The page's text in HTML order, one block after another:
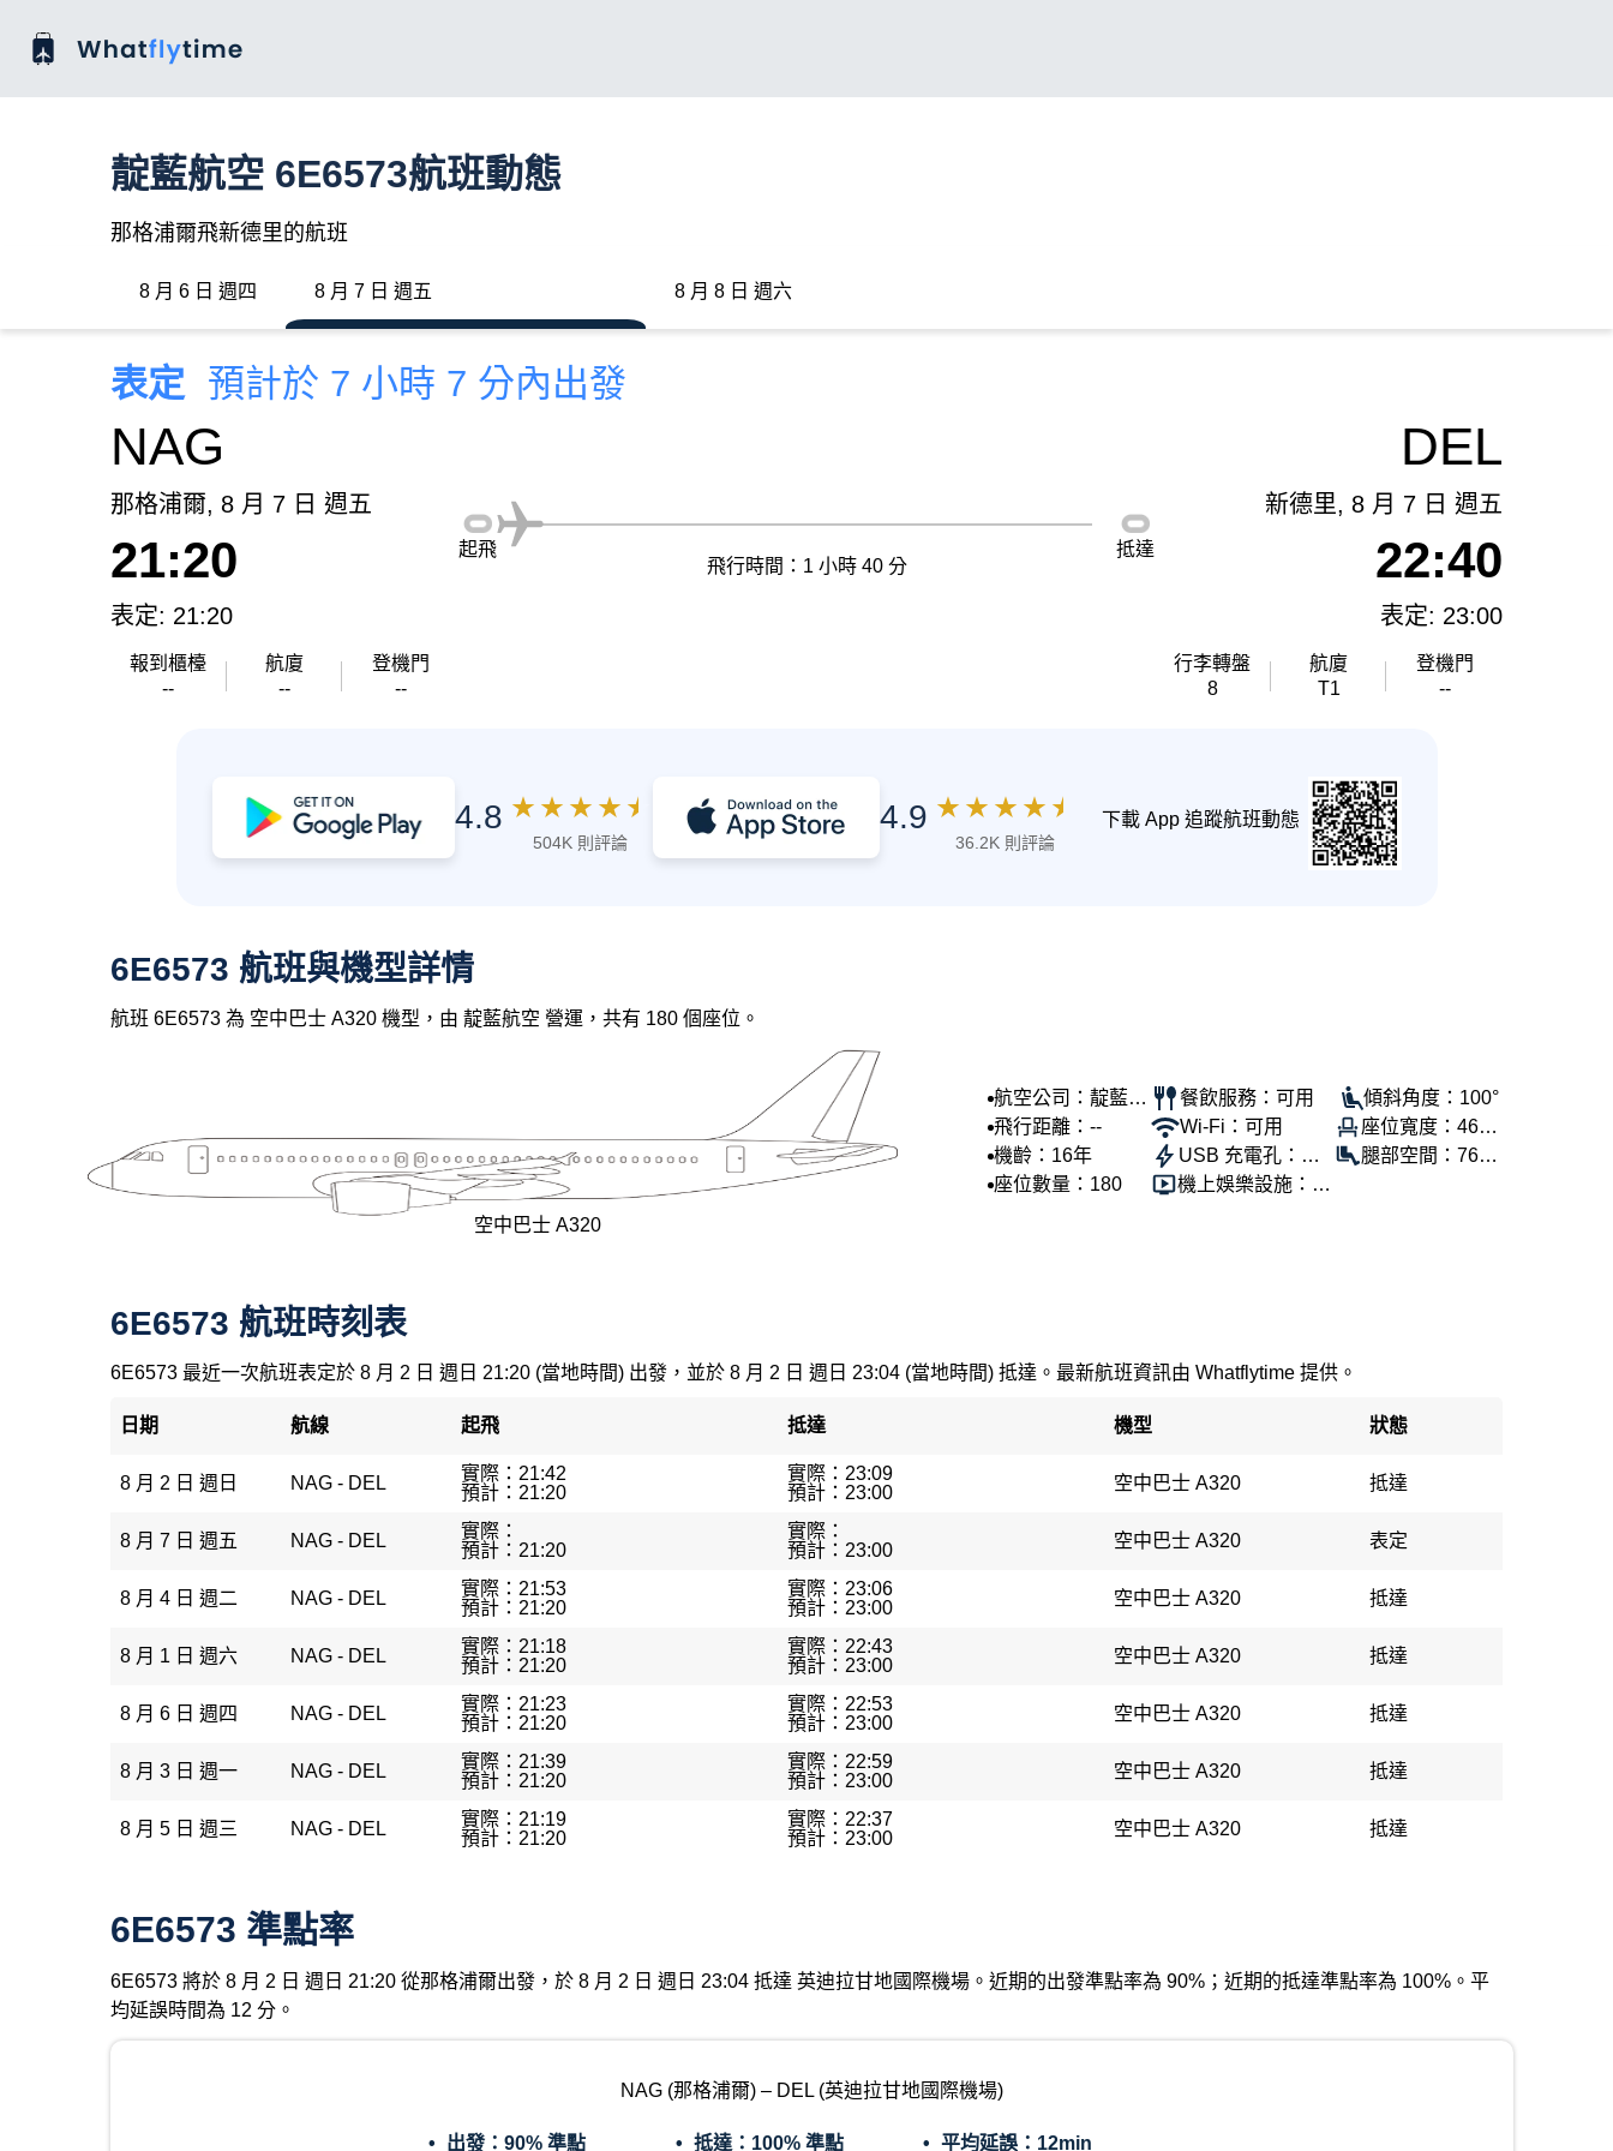
靛藍航空 6E6573航班動態
那格浦爾飛新德里的航班
8 月 6 日 週四 8 月 7 日 週五 8 月 8 日 週六
表定 預計於 7 小時 7 分內出發
NAG
那格浦爾, 8 月 7 日 週五
21:20
表定: 21:20
報到櫃檯
--
航廈
--
登機門
--
起飛
飛行時間：1 小時 40 分
抵達
DEL
新德里, 8 月 7 日 週五
22:40
表定: 23:00
行李轉盤
8
航廈
T1
登機門
--
4.8 ★ ★ ★ ★ ★
504K 則評論
4.9 ★ ★ ★ ★ ★
36.2K 則評論
下載 App 追蹤航班動態
6E6573 航班與機型詳情
航班 6E6573 為 空中巴士 A320 機型，由 靛藍航空 營運，共有 180 個座位。
空中巴士 A320
航空公司：靛藍航
空
飛行距離：--
機齡：16年
座位數量：180
餐飲服務：可用
Wi-Fi：可用
USB 充電孔：可
用
機上娛樂設施：可
傾斜角度：100°
座位寬度：46公
分
腿部空間：76公
6E6573 航班時刻表
6E6573 最近一次航班表定於 8 月 2 日 週日 21:20 (當地時間) 出發，並於 8 月 2 日 週日 23:04 (當地時間) 抵達。最新航班資訊由 Whatflytime 提供。
日期 航線 起飛 抵達 機型 狀態
8 月 2 日 週日 NAG - DEL
實際：21:42
預計：21:20
實際：23:09
預計：23:00
空中巴士 A320 抵達
8 月 7 日 週五 NAG - DEL
實際：
預計：21:20
實際：
預計：23:00
空中巴士 A320 表定
8 月 4 日 週二 NAG - DEL
實際：21:53
預計：21:20
實際：23:06
預計：23:00
空中巴士 A320 抵達
8 月 1 日 週六 NAG - DEL
實際：21:18
預計：21:20
實際：22:43
預計：23:00
空中巴士 A320 抵達
8 月 6 日 週四 NAG - DEL
實際：21:23
預計：21:20
實際：22:53
預計：23:00
空中巴士 A320 抵達
8 月 3 日 週一 NAG - DEL
實際：21:39
預計：21:20
實際：22:59
預計：23:00
空中巴士 A320 抵達
8 月 5 日 週三 NAG - DEL
實際：21:19
預計：21:20
實際：22:37
預計：23:00
空中巴士 A320 抵達
6E6573 準點率
6E6573 將於 8 月 2 日 週日 21:20 從那格浦爾出發，於 8 月 2 日 週日 23:04 抵達 英迪拉甘地國際機場。近期的出發準點率為 90%；近期的抵達準點率為 100%。平
均延誤時間為 12 分。
NAG (那格浦爾) – DEL (英迪拉甘地國際機場)
出發： 90% 準點 抵達： 100% 準點 平均延誤： 12min